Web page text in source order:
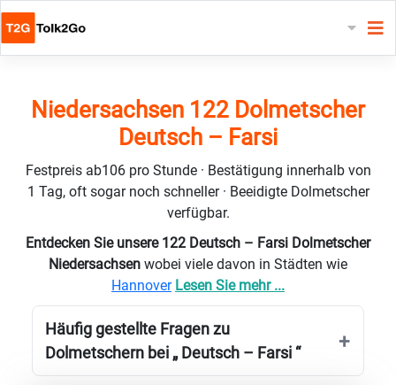
Niedersachsen 122 Dolmetscher
Deutsch – Farsi
Festpreis ab106 pro Stunde · Bestätigung innerhalb von
1 Tag, oft sogar noch schneller · Beeidigte Dolmetscher
verfügbar.
Entdecken Sie unsere 122 Deutsch – Farsi Dolmetscher
Niedersachsen wobei viele davon in Städten wie
Hannover Lesen Sie mehr ...
Häufig gestellte Fragen zu
Dolmetschern bei „ Deutsch – Farsi “